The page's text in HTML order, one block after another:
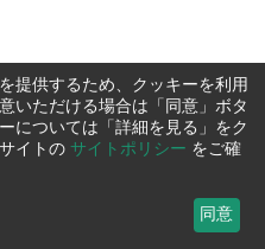
提供するため、クッキーを利用
いただける場合は「同意」ボタ
については「詳細を見る」をク
イトの サイトポリシー をご確
同意